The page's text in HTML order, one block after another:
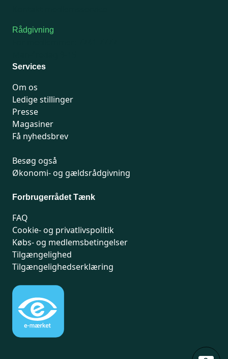
Rådgivning
Services
Om os
Ledige stillinger
Presse
Magasiner
Få nyhedsbrev
Besøg også
Økonomi- og gældsrådgivning
Forbrugerrådet Tænk
FAQ
Cookie- og privatlivspolitik
Købs- og medlemsbetingelser
Tilgængelighed
Tilgængelighedserklæring